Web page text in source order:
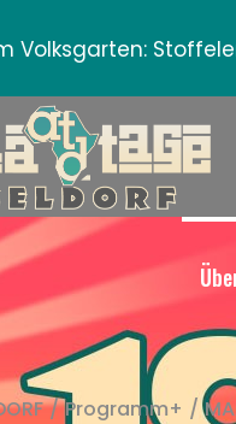
Volksgarten:
/ Programm+ /